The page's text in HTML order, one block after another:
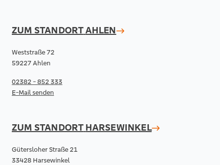
ZUM STANDORTAHLEN
Weststraße 72
59227 Ahlen
02382 - 852 333
E-Mail senden
ZUM STANDORT HARSEWINKEL
Gütersloher Straße 21
33428 Harsewinkel